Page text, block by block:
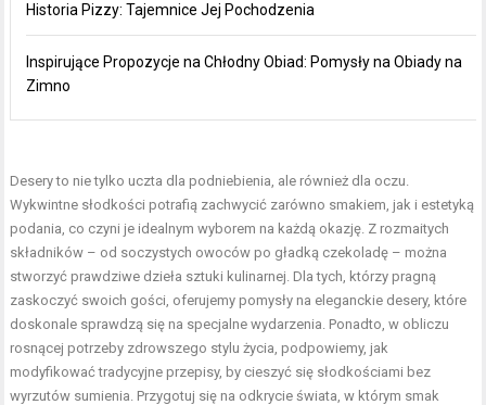
Historia Pizzy: Tajemnice Jej Pochodzenia
Inspirujące Propozycje na Chłodny Obiad: Pomysły na Obiady na
Zimno
Desery to nie tylko uczta dla podniebienia, ale również dla oczu.
Wykwintne słodkości potrafią zachwycić zarówno smakiem, jak i estetyką
podania, co czyni je idealnym wyborem na każdą okazję. Z rozmaitych
składników – od soczystych owoców po gładką czekoladę – można
stworzyć prawdziwe dzieła sztuki kulinarnej. Dla tych, którzy pragną
zaskoczyć swoich gości, oferujemy pomysły na eleganckie desery, które
doskonale sprawdzą się na specjalne wydarzenia. Ponadto, w obliczu
rosnącej potrzeby zdrowszego stylu życia, podpowiemy, jak
modyfikować tradycyjne przepisy, by cieszyć się słodkościami bez
wyrzutów sumienia. Przygotuj się na odkrycie świata, w którym smak